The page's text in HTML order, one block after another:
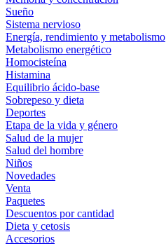
Sueño
Sistema nervioso
Energía, rendimiento y metabolismo
Metabolismo energético
Homocisteína
Histamina
Equilibrio ácido-base
Sobrepeso y dieta
Deportes
Etapa de la vida y género
Salud de la mujer
Salud del hombre
Niños
Novedades
Venta
Paquetes
Descuentos por cantidad
Dieta y cetosis
Accesorios